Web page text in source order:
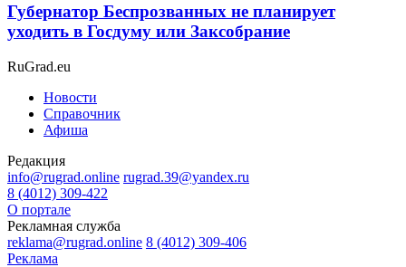
Губернатор Беспрозванных не планирует
уходить в Госдуму или Заксобрание
RuGrad.eu
Новости
Справочник
Афиша
Редакция
info@rugrad.online rugrad.39@yandex.ru
8 (4012) 309-422
О портале
Рекламная служба
reklama@rugrad.online 8 (4012) 309-406
Реклама